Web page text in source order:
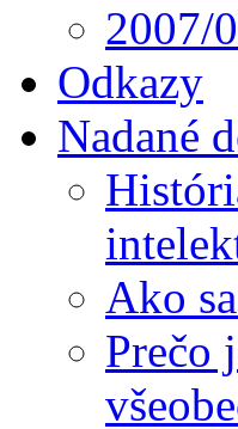
2007/
Odkazy
Nadané
Ako
Prečo